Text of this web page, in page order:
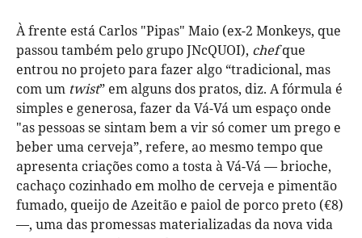
À frente está Carlos "Pipas" Maio (ex-2 Monkeys, que
passou também pelo grupo JNcQUOI), chefque
entrou no projeto para fazer algo “tradicional, mas
com um twist” em alguns dos pratos, diz. A fórmula é
simples e generosa, fazer da Vá-Vá um espaço onde
"as pessoas se sintam bem a vir só comer um prego e
beber uma cerveja”, refere, ao mesmo tempo que
apresenta criações como a tosta à Vá-Vá — brioche,
cachaço cozinhado em molho de cerveja e pimentão
fumado, queijo de Azeitão e paiol de porco preto (€8)
—, uma das promessas materializadas da nova vida